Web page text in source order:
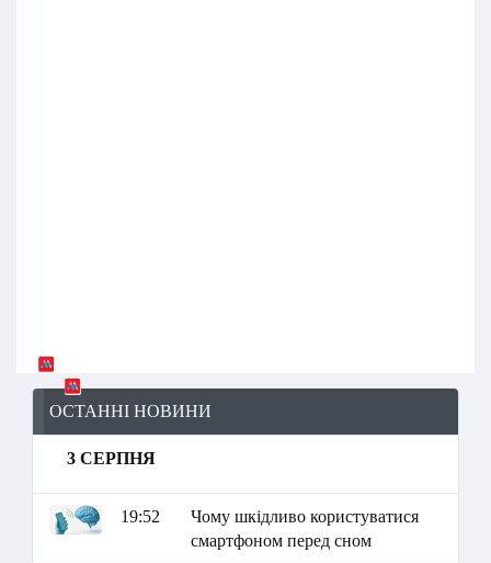
ОСТАННІ НОВИНИ
3 СЕРПНЯ
19:52
Чому шкідливо користуватися
смартфоном перед сном